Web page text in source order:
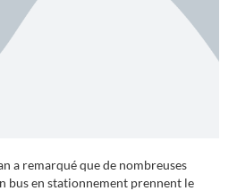
a remarqué que de nombreuses
bus en stationnement prennent le